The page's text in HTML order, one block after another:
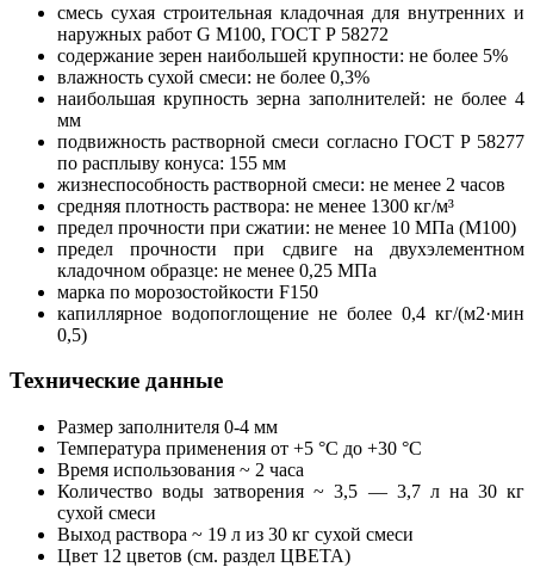
смесь сухая строительная кладочная для внутренних и
наружных работ G М100, ГОСТ Р 58272
содержание зерен наибольшей крупности: не более 5%
влажность сухой смеси: не более 0,3%
наибольшая крупность зерна заполнителей: не более 4
мм
подвижность растворной смеси согласно ГОСТ Р 58277
по расплыву конуса: 155 мм
жизнеспособность растворной смеси: не менее 2 часов
средняя плотность раствора: не менее 1300 кг/м³
предел прочности при сжатии: не менее 10 МПа (М100)
предел прочности при сдвиге на двухэлементном
кладочном образце: не менее 0,25 МПа
марка по морозостойкости F150
капиллярное водопоглощение не более 0,4 кг/(м2·мин
0,5)
Технические данные
Размер заполнителя 0-4 мм
Температура применения от +5 °С до +30 °С
Время использования ~ 2 часа
Количество воды затворения ~ 3,5 — 3,7 л на 30 кг
сухой смеси
Выход раствора ~ 19 л из 30 кг сухой смеси
Цвет 12 цветов (см. раздел ЦВЕТА)